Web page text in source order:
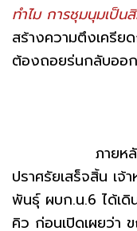
ทำไม การชุมนุมเป็น
สร้างความตึงเครี
ต้องถอยร่นกลับออ
ภายหลังนาย
ปราศรัยเสร็จสิ้น เจ้
พันธุ์ ผบก.น.6 ได้เดิ
คิว ก่อนเปิดเผยว่า